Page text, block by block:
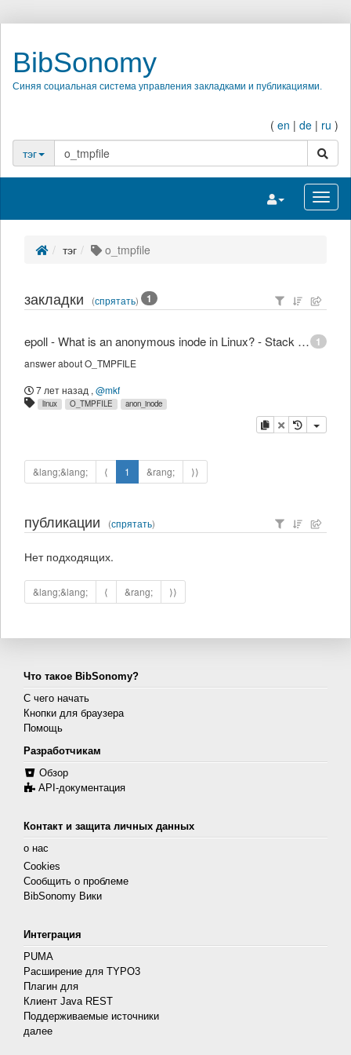
BibSonomy
Синяя социальная система управления закладками и публикациями.
( en | de | ru )
тэг
поиск
Переключить
тэг o_tmpfile
закладки (спрятать) 1
1
epoll - What is an anonymous inode in Linux? - Stack Overflow
answer about O_TMPFILE
7 лет назад , @mkf
linux O_TMPFILE anon_inode
копировать
удалить
&lang;&lang; ⟨ 1 &rang; ⟩⟩
публикации (спрятать)
Нет подходящих.
&lang;&lang; ⟨ &rang; ⟩⟩
Что такое BibSonomy?
С чего начать
Кнопки для браузера
Помощь
Разработчикам
Обзор
API-документация
Контакт и защита личных данных
о нас
Cookies
Сообщить о проблеме
BibSonomy Вики
Интеграция
PUMA
Расширение для TYPO3
Плагин для
Клиент Java REST
Поддерживаемые источники
далее